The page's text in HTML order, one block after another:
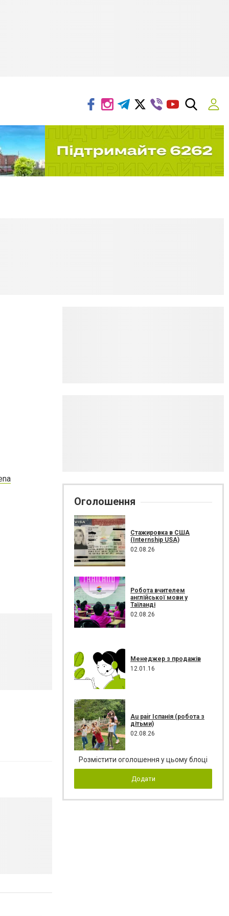
Оголошення
Стажировка в США
(Internship USA)
02.08.26
Робота вчителем
англійської мови у
Таїланді
02.08.26
Менеджер з продажів
12.01.16
Au pair Іспанія (робота з
дітьми)
02.08.26
Розмістити оголошення у цьому блоці
Додати